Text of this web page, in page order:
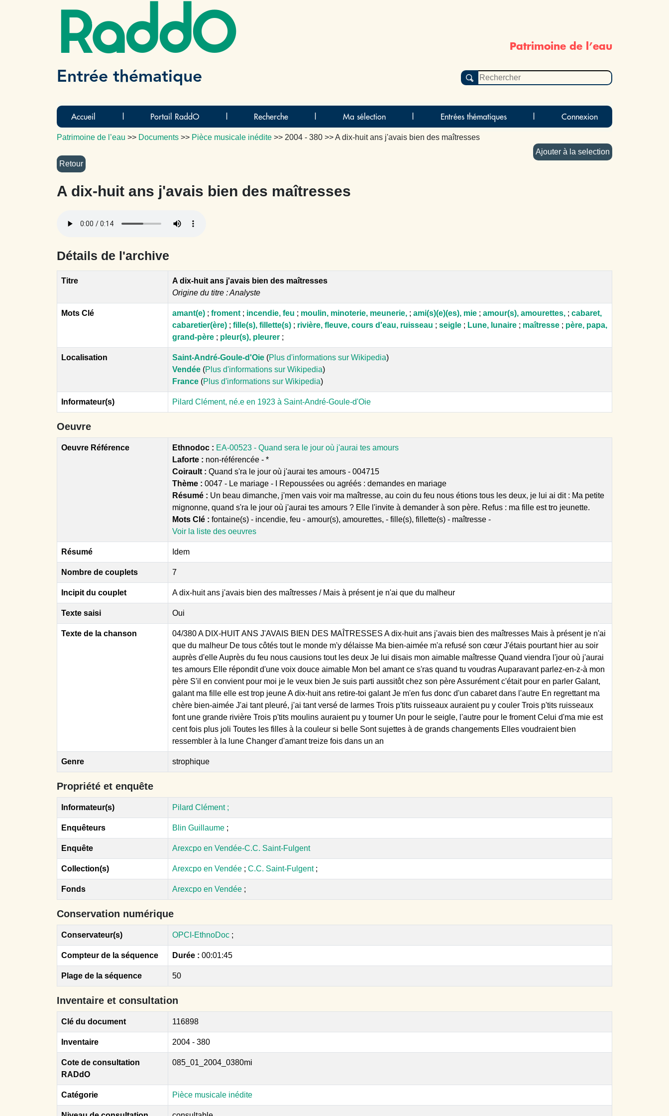
RaddO Patrimoine de l’eau
Entrée thématique
Accueil Portail RaddO Recherche Ma sélection Entrées thématiques Connexion
Patrimoine de l’eau >> Documents >> Pièce musicale inédite >> 2004 - 380 >> A dix-huit ans j'avais bien des maîtresses
Ajouter à la selection
A dix-huit ans j'avais bien des maîtresses
Détails de l'archive
Titre
A dix-huit ans j'avais bien des maîtresses
Origine du titre : Analyste
Mots Clé amant(e) ; froment ; incendie, feu ; moulin, minoterie, meunerie, ; ami(s)(e)(es), mie ; amour(s), amourettes, ; cabaret,
cabaretier(ère) ; fille(s), fillette(s) ; rivière, fleuve, cours d'eau, ruisseau ; seigle ; Lune, lunaire ; maîtresse ; père, papa,
grand-père ; pleur(s), pleurer ;
Localisation Saint-André-Goule-d'Oie (Plus d'informations sur Wikipedia)
Vendée (Plus d'informations sur Wikipedia)
France (Plus d'informations sur Wikipedia)
Informateur(s) Pilard Clément, né.e en 1923 à Saint-André-Goule-d'Oie
Oeuvre
Oeuvre Référence Ethnodoc : EA-00523 - Quand sera le jour où j'aurai tes amours
Laforte : non-référencée - *
Coirault : Quand s'ra le jour où j'aurai tes amours - 004715
Thème : 0047 - Le mariage - I Repoussées ou agréés : demandes en mariage
Résumé : Un beau dimanche, j'men vais voir ma maîtresse, au coin du feu nous étions tous les deux, je lui ai dit : Ma petite
mignonne, quand s'ra le jour où j'aurai tes amours ? Elle l'invite à demander à son père. Refus : ma fille est tro jeunette.
Mots Clé : fontaine(s) - incendie, feu - amour(s), amourettes, - fille(s), fillette(s) - maîtresse -
Voir la liste des oeuvres
Résumé Idem
Nombre de couplets 7
Incipit du couplet A dix-huit ans j'avais bien des maîtresses / Mais à présent je n'ai que du malheur
Texte saisi Oui
Texte de la chanson
04/380 A DIX-HUIT ANS J'AVAIS BIEN DES MAÎTRESSES A dix-huit ans j'avais bien des maîtresses Mais à présent je n'ai
que du malheur De tous côtés tout le monde m'y délaisse Ma bien-aimée m'a refusé son cœur J'étais pourtant hier au soir
auprès d'elle Auprès du feu nous causions tout les deux Je lui disais mon aimable maîtresse Quand viendra l'jour où j'aurai
tes amours Elle répondit d'une voix douce aimable Mon bel amant ce s'ras quand tu voudras Auparavant parlez-en-z-à mon
père S'il en convient pour moi je le veux bien Je suis parti aussitôt chez son père Assurément c'était pour en parler Galant,
galant ma fille elle est trop jeune A dix-huit ans retire-toi galant Je m'en fus donc d'un cabaret dans l'autre En regrettant ma
chère bien-aimée J'ai tant pleuré, j'ai tant versé de larmes Trois p'tits ruisseaux auraient pu y couler Trois p'tits ruisseaux
font une grande rivière Trois p'tits moulins auraient pu y tourner Un pour le seigle, l'autre pour le froment Celui d'ma mie est
cent fois plus joli Toutes les filles à la couleur si belle Sont sujettes à de grands changements Elles voudraient bien
ressembler à la lune Changer d'amant treize fois dans un an
Genre strophique
Propriété et enquête
Informateur(s) Pilard Clément ;
Enquêteurs Blin Guillaume ;
Enquête Arexcpo en Vendée-C.C. Saint-Fulgent
Collection(s) Arexcpo en Vendée ; C.C. Saint-Fulgent ;
Fonds Arexcpo en Vendée ;
Conservation numérique
Conservateur(s) OPCI-EthnoDoc ;
Compteur de la séquence Durée : 00:01:45
Plage de la séquence 50
Inventaire et consultation
Clé du document 116898
Inventaire 2004 - 380
Cote de consultation
RADdO
085_01_2004_0380mi
Catégorie Pièce musicale inédite